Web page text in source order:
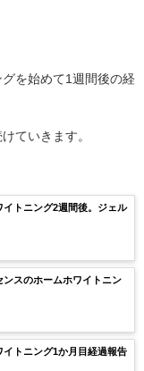
を始めて1週間後の経
ていきます。
トニング2週間後。ジェル
スのホームホワイトニン
トニング1か月目経過報告